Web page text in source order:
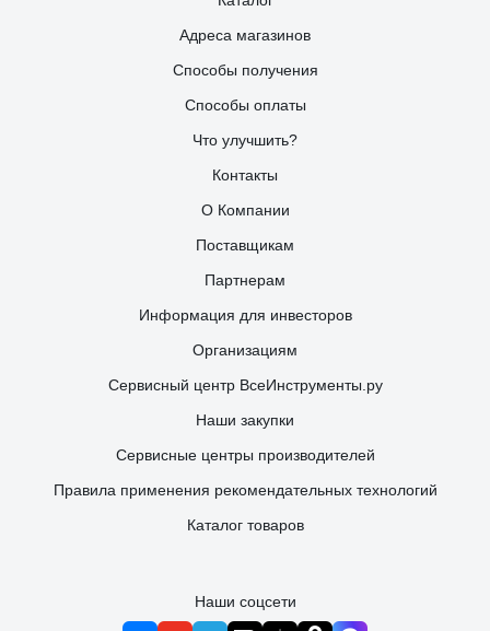
Адреса магазинов
Способы получения
Способы оплаты
Что улучшить?
Контакты
О Компании
Поставщикам
Партнерам
Информация для инвесторов
Организациям
Сервисный центр ВсеИнструменты.ру
Наши закупки
Сервисные центры производителей
Правила применения рекомендательных технологий
Каталог товаров
Наши соцсети